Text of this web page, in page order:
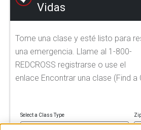
Vidas
Tome una clase y esté listo para
una emergencia. Llame al 1-800-
REDCROSS registrarse o use el
enlace Encontrar una clase (Find a
Select a Class Type